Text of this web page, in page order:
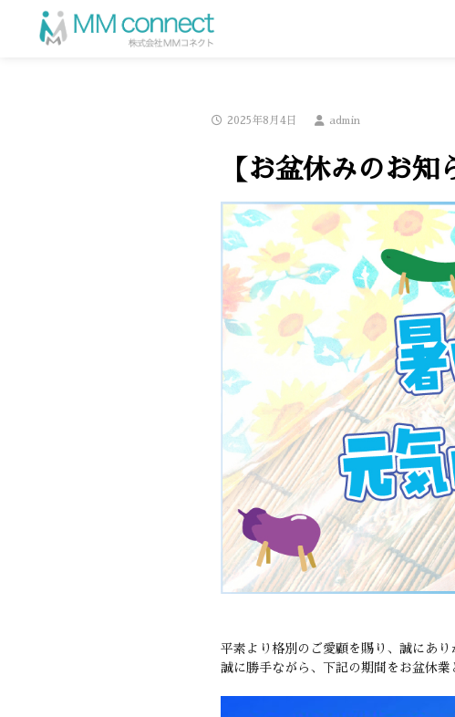
2025年8月4日 admin
【お盆休みのお知
平素より格別のご愛顧を賜り、誠にあり
誠に勝手ながら、下記の期間をお盆休業